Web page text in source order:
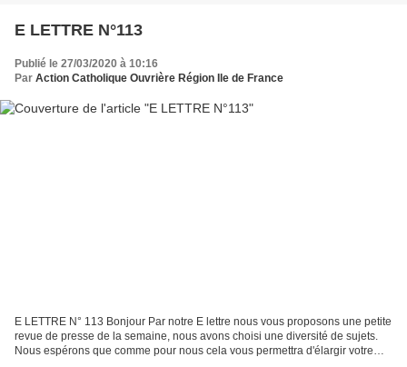
E LETTRE N°113
Publié le 27/03/2020 à 10:16
Par Action Catholique Ouvrière Région Ile de France
E LETTRE N° 113 Bonjour Par notre E lettre nous vous proposons une petite
revue de presse de la semaine, nous avons choisi une diversité de sujets.
Nous espérons que comme pour nous cela vous permettra d'élargir votre